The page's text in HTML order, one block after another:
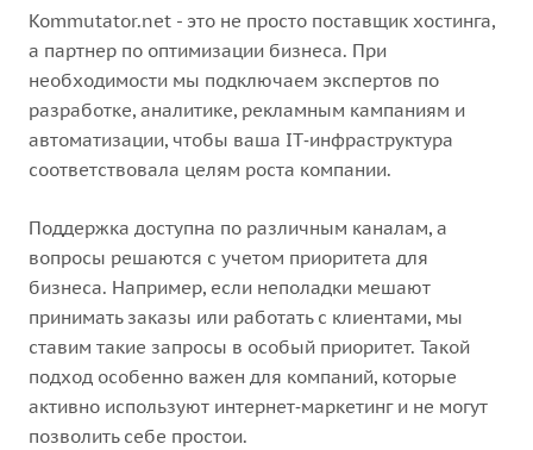
Kommutator.net - это не просто поставщик хостинга,
а партнер по оптимизации бизнеса. При
необходимости мы подключаем экспертов по
разработке, аналитике, рекламным кампаниям и
автоматизации, чтобы ваша IT‑инфраструктура
соответствовала целям роста компании.
Поддержка доступна по различным каналам, а
вопросы решаются с учетом приоритета для
бизнеса. Например, если неполадки мешают
принимать заказы или работать с клиентами, мы
ставим такие запросы в особый приоритет. Такой
подход особенно важен для компаний, которые
активно используют интернет‑маркетинг и не могут
позволить себе простои.